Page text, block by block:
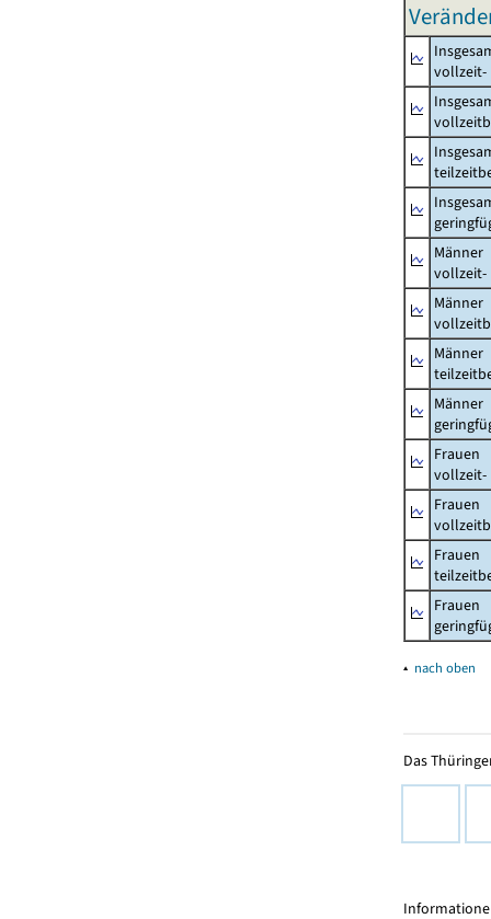
vollzeit-
Männer
vollzeit-
Männer
Männer
Männer
Frauen
vollzeit-
Frauen
Frauen
Frauen
▴ nach oben
Das